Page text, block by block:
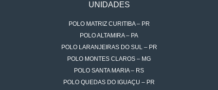
UNIDADES
POLO MATRIZ CURITIBA – PR
POLO ALTAMIRA – PA
POLO LARANJEIRAS DO SUL – PR
POLO MONTES CLAROS – MG
POLO SANTA MARIA – RS
POLO QUEDAS DO IGUAÇU – PR